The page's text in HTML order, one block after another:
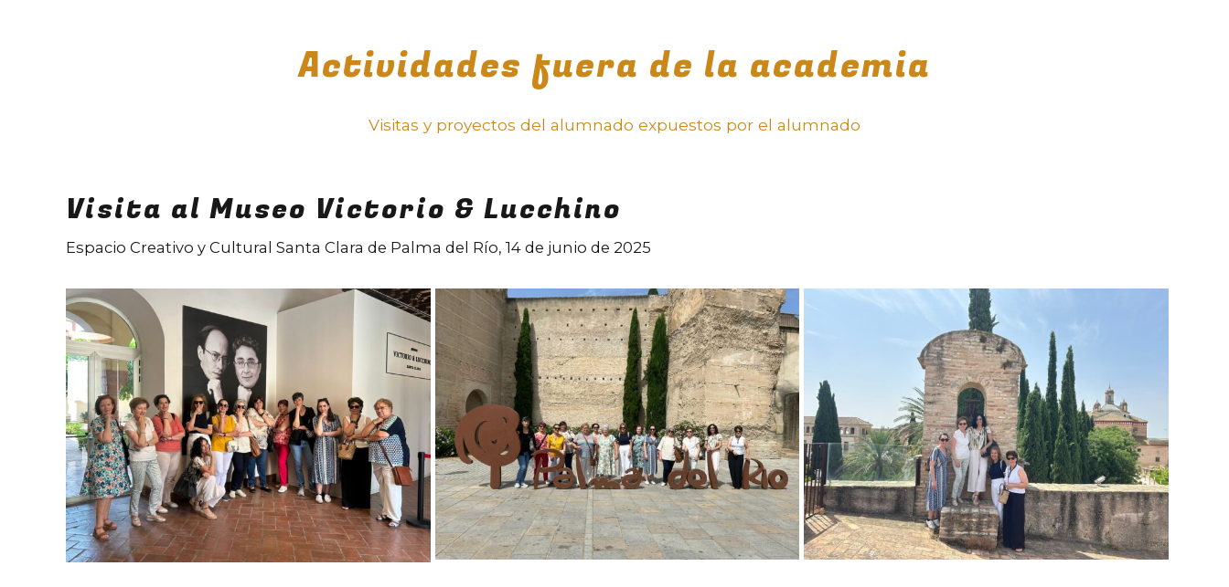
Actividades fuera de la academia
Visitas y proyectos del alumnado expuestos por el alumnado
Visita al Museo Victorio & Lucchino
Espacio Creativo y Cultural Santa Clara de Palma del Río, 14 de junio de 2025